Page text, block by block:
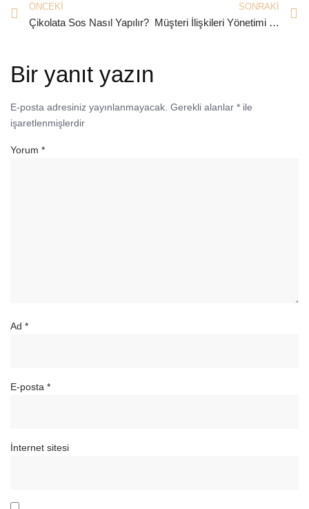
ÖNCEKI
Çikolata Sos Nasıl Yapılır?
SONRAKI
Müşteri İlişkileri Yönetimi Nedir ve Ne İşe Yarar?
Bir yanıt yazın
E-posta adresiniz yayınlanmayacak. Gerekli alanlar * ile
işaretlenmişlerdir
Yorum *
Ad *
E-posta *
İnternet sitesi